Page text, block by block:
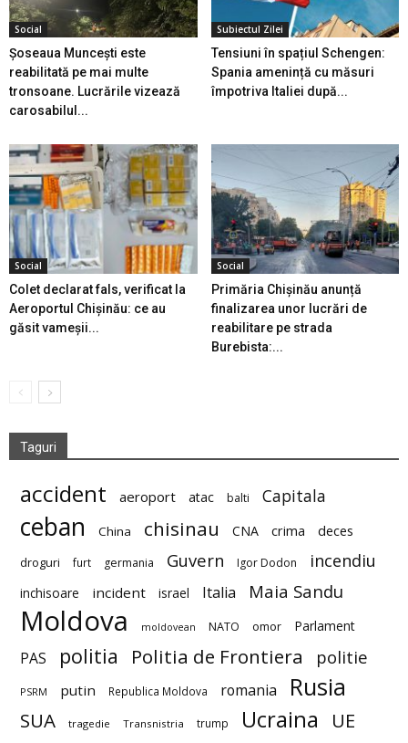
Social
Șoseaua Muncești este
reabilitată pe mai multe
tronsoane. Lucrările vizează
carosabilul...
Subiectul Zilei
Tensiuni în spațiul Schengen:
Spania amenință cu măsuri
împotriva Italiei după...
Social
Colet declarat fals, verificat la
Aeroportul Chișinău: ce au
găsit vameșii...
Social
Primăria Chișinău anunță
finalizarea unor lucrări de
reabilitare pe strada
Burebista:...
Taguri
accident aeroport atac balti Capitala
ceban China chisinau CNA crima deces
droguri furt germania Guvern Igor Dodon incendiu
inchisoare incident israel Italia Maia Sandu
Moldova moldovean NATO omor Parlament
PAS politia Politia de Frontiera politie
PSRM putin Republica Moldova romania Rusia
SUA tragedie Transnistria trump Ucraina UE